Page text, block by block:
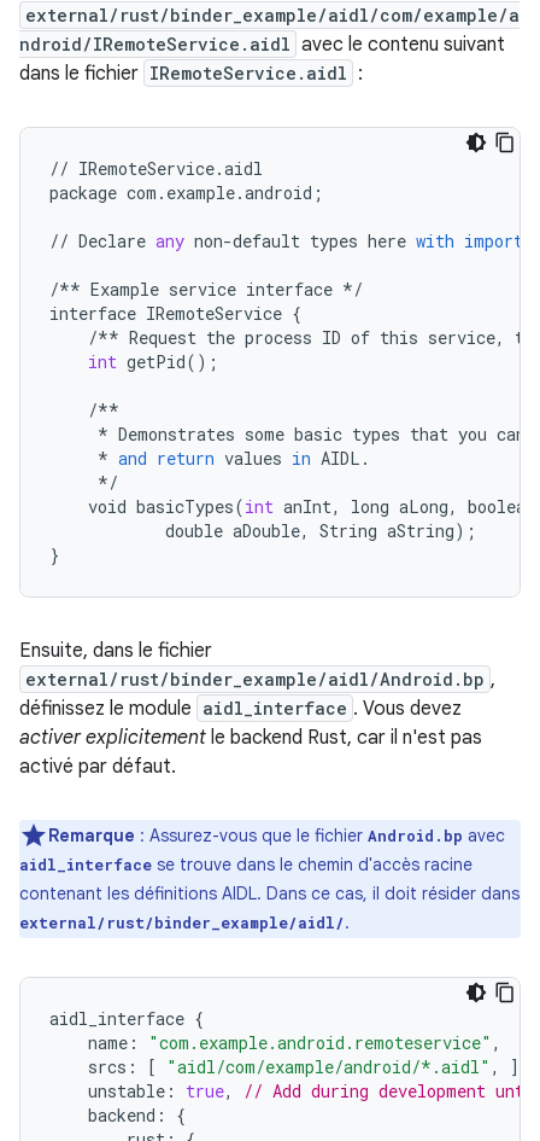
external/rust/binder_example/aidl/com/example/a
ndroid/IRemoteService.aidl avec le contenu suivant
dans le fichier IRemoteService.aidl :
// IRemoteService.aidl
package com . example.android ;
// Declare any non-default types here with import
/** Example service interface */
interface IRemoteService {
/** Request the process ID of this service,
to
int getPid();
/**
* Demonstrates some basic types that you can
* and return values in AIDL .
*/
void basicTypes(int anInt, long aLong,
boolean
double aDouble, String aString);
}
Ensuite, dans le fichier
external/rust/binder_example/aidl/Android.bp ,
définissez le module aidl_interface . Vous devez
activer explicitement le backend Rust, car il n'est pas
activé par défaut.
Remarque : Assurez-vous que le fichier Android.bp avec
aidl_interface se trouve dans le chemin d'accès racine
contenant les définitions AIDL. Dans ce cas, il doit résider dans
external/rust/binder_example/aidl/.
aidl_interface {
name : "com.example.android.remoteservice" ,
srcs : [ "aidl/com/example/android/*.aidl" ,
],
unstable : true,
// Add during development
backend :
{